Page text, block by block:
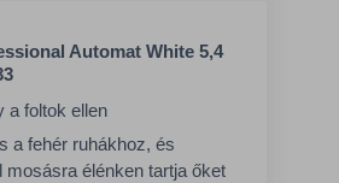
Automat White 5,4
a foltok ellen
a fehér ruhákhoz, és
mosásra élénken tartja őket